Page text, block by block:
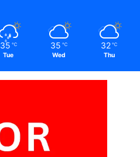
35 ℃
Tue
35 ℃
Wed
32 ℃
Thu